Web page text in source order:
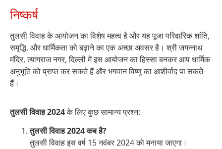
निष्कर्ष
तुलसी विवाह के आयोजन का विशेष महत्व है और यह पूजा परिवारिक शांति,
समृद्धि, और धार्मिकता को बढ़ाने का एक अच्छा अवसर है। श्री जगन्नाथ
मंदिर, त्यागराज नगर, दिल्ली में इस आयोजन का हिस्सा बनकर आप धार्मिक
अनुभूति को प्राप्त कर सकते हैं और भगवान विष्णु का आशीर्वाद पा सकते
हैं।
तुलसी विवाह 2024के लिए कुछ सामान्य प्रश्न:
तुलसी विवाह 2024 कब है?
तुलसी विवाह इस वर्ष 15 नवंबर 2024 को मनाया जाएगा।